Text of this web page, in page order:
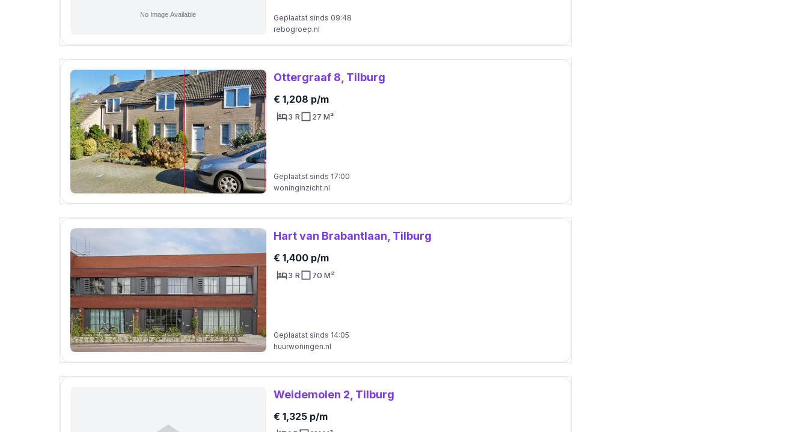
Geplaatst sinds 09:48
rebogroep.nl
Ottergraaf 8, Tilburg
€ 1,208 p/m
3 R 27 M²
Geplaatst sinds 17:00
woninginzicht.nl
Hart van Brabantlaan, Tilburg
€ 1,400 p/m
3 R 70 M²
Geplaatst sinds 14:05
huurwoningen.nl
Weidemolen 2, Tilburg
€ 1,325 p/m